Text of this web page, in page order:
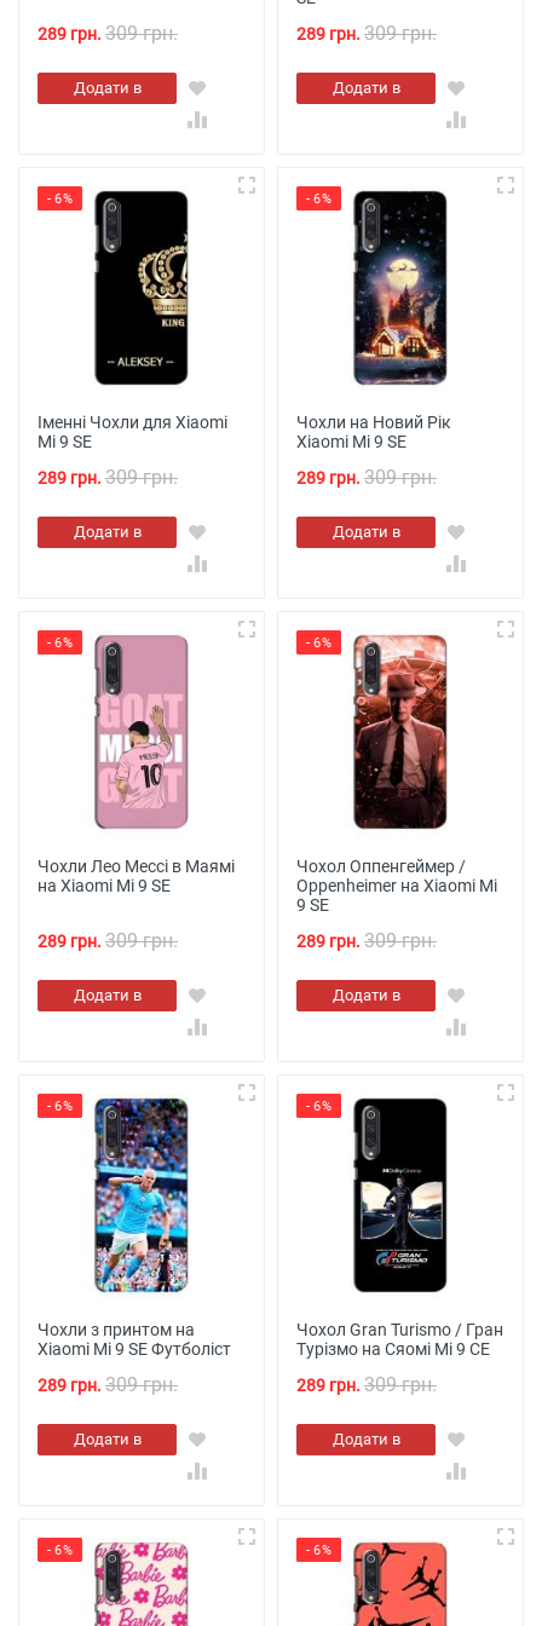
289 грн. 309 грн.
Додати в
кошик
289 грн. 309 грн.
Додати в
кошик
- 6%
Іменні Чохли для Xiaomi
Mi 9 SE
289 грн. 309 грн.
Додати в
кошик
- 6%
Чохли на Новий Рік
Xiaomi Mi 9 SE
289 грн. 309 грн.
Додати в
кошик
- 6%
Чохли Лео Мессі в Маямі
на Xiaomi Mi 9 SE
289 грн. 309 грн.
Додати в
кошик
- 6%
Чохол Оппенгеймер /
Oppenheimer на Xiaomi Mi
9 SE
289 грн. 309 грн.
Додати в
кошик
- 6%
Чохли з принтом на
Xiaomi Mi 9 SE Футболіст
289 грн. 309 грн.
Додати в
кошик
- 6%
Чохол Gran Turismo / Гран
Турізмо на Сяомі Мі 9 СЕ
289 грн. 309 грн.
Додати в
кошик
- 6% - 6%